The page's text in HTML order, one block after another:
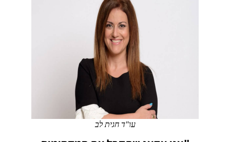
עו"ד חגית לב